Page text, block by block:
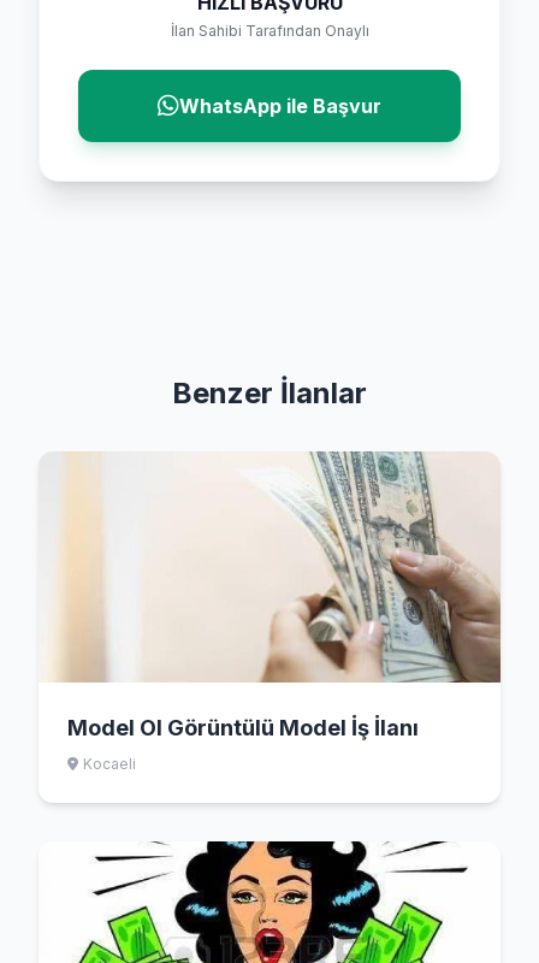
İlan Sahibi Tarafından Onaylı
WhatsApp ile Başvur
Benzer İlanlar
Model Ol Görüntülü Model İş İlanı
Kocaeli